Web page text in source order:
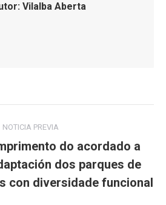
Vilalba Aberta
NOTICIA PREVIA
Previous
post:
do acordado a
dos parques de
con diversidade funcional